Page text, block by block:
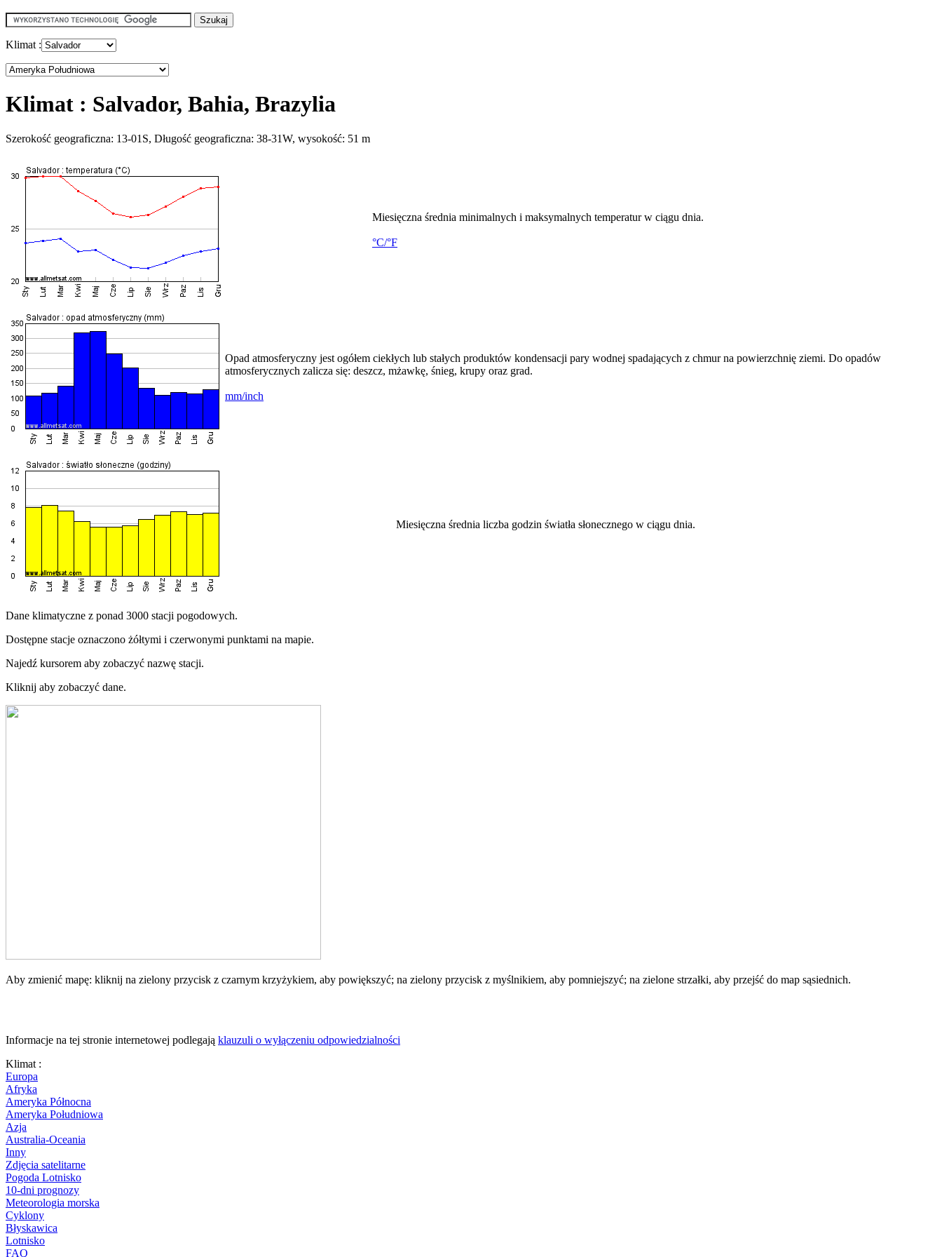
Klimat :
Klimat : Salvador, Bahia, Brazylia
Szerokość geograficzna: 13-01S, Długość geograficzna: 38-31W, wysokość: 51 m
Miesięczna średnia minimalnych i maksymalnych temperatur w ciągu dnia.
°C/°F
Opad atmosferyczny jest ogółem ciekłych lub stałych produktów kondensacji pary wodnej spadających z chmur na powierzchnię ziemi. Do opadów
atmosferycznych zalicza się: deszcz, mżawkę, śnieg, krupy oraz grad.
mm/inch
Miesięczna średnia liczba godzin światła słonecznego w ciągu dnia.
Dane klimatyczne z ponad 3000 stacji pogodowych.
Dostępne stacje oznaczono żółtymi i czerwonymi punktami na mapie.
Najedź kursorem aby zobaczyć nazwę stacji.
Kliknij aby zobaczyć dane.
Aby zmienić mapę: kliknij na zielony przycisk z czarnym krzyżykiem, aby powiększyć; na zielony przycisk z myślnikiem, aby pomniejszyć; na zielone strzałki, aby przejść do map sąsiednich.
Informacje na tej stronie internetowej podlegają klauzuli o wyłączeniu odpowiedzialności
Klimat :
Europa
Afryka
Ameryka Północna
Ameryka Południowa
Azja
Australia-Oceania
Inny
Zdjęcia satelitarne
Pogoda Lotnisko
10-dni prognozy
Meteorologia morska
Cyklony
Błyskawica
Lotnisko
FAQ